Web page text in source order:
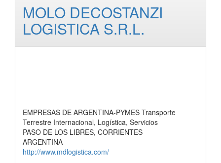
MOLO DECOSTANZI
LOGISTICA S.R.L.
EMPRESAS DE ARGENTINA-PYMES Transporte
Terrestre Internacional, Logística, Servicios
PASO DE LOS LIBRES, CORRIENTES
ARGENTINA
http://www.mdlogistica.com/